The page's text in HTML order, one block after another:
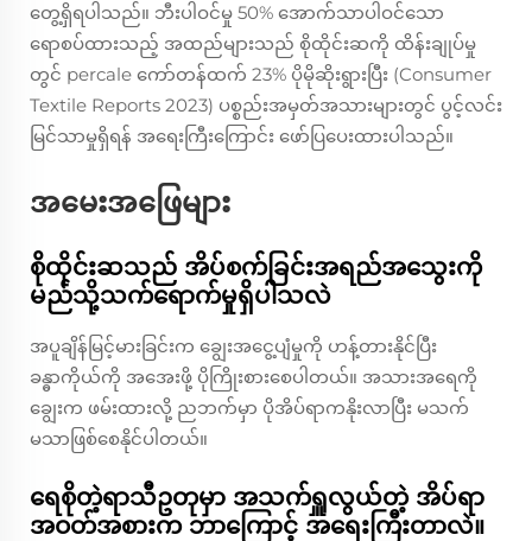
တွေ့ရှိရပါသည်။ ဘီးပါဝင်မှု 50% အောက်သာပါဝင်သော
ရောစပ်ထားသည့် အထည်များသည် စိုထိုင်းဆကို ထိန်းချုပ်မှု
တွင် percale ကော်တန်ထက် 23% ပိုမိုဆိုးရွားပြီး (Consumer
Textile Reports 2023) ပစ္စည်းအမှတ်အသားများတွင် ပွင့်လင်း
မြင်သာမှုရှိရန် အရေးကြီးကြောင်း ဖော်ပြပေးထားပါသည်။
အမေးအဖြေများ
စိုထိုင်းဆသည် အိပ်စက်ခြင်းအရည်အသွေးကို
မည်သို့သက်ရောက်မှုရှိပါသလဲ
အပူချိန်မြင့်မားခြင်းက ချွေးအငွေ့ပျံမှုကို ဟန့်တားနိုင်ပြီး
ခန္ဓာကိုယ်ကို အအေးဖို့ ပိုကြိုးစားစေပါတယ်။ အသားအရေကို
ချွေးက ဖမ်းထားလို့ ညဘက်မှာ ပိုအိပ်ရာကနိုးလာပြီး မသက်
မသာဖြစ်စေနိုင်ပါတယ်။
ရေစိုတဲ့ရာသီဥတုမှာ အသက်ရှူလွယ်တဲ့ အိပ်ရာ
အဝတ်အစားက ဘာကြောင့် အရေးကြီးတာလဲ။